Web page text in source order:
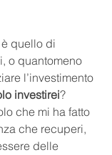
quello di
o quantomeno
l’investimento
investirei?
che mi ha fatto
che recuperi,
delle